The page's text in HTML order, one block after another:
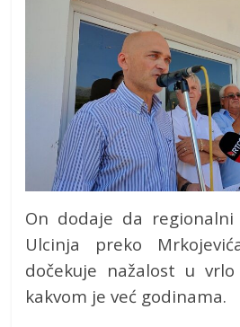
On dodaje da
Ulcinja preko
dočekuje nažalost u
kakvom je već godinama.